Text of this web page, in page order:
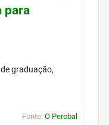
para
graduação,
Fonte: O Perobal